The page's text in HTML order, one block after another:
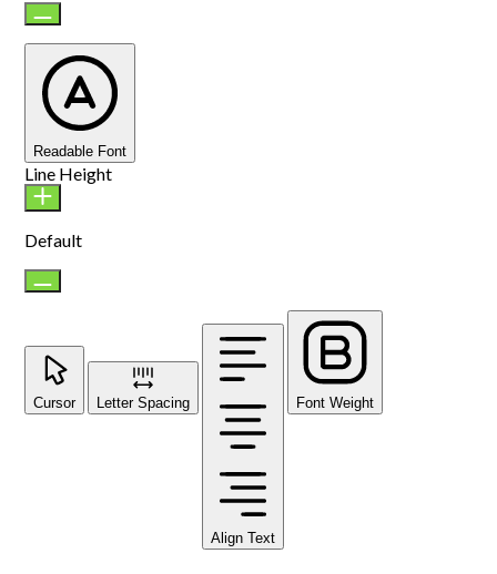
Readable Font
Line Height
Default
Cursor Letter Spacing
Align Text
Font Weight